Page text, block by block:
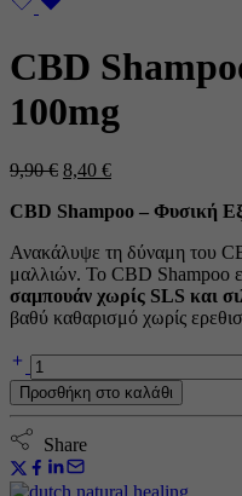
CBD
100mg
9,90€ Η
τιμή
9,90 €.
8,40 €Η
τιμή
8,40 €.
CBD Shampoo – Φυσική
Ανακάλυψε τη δύναμη του
μαλλιών. Το CBD Shampoo
σαμπουάν χωρίς SLS και
βαθύ καθαρισμό χωρίς
CBD
Shampoo
120ml
-
100mg
ποσότητα
Προσθήκη στο καλάθι
Share